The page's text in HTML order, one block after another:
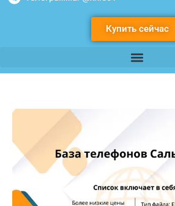
Купить сейчас
Количество
телефонов
Сальвадора
на